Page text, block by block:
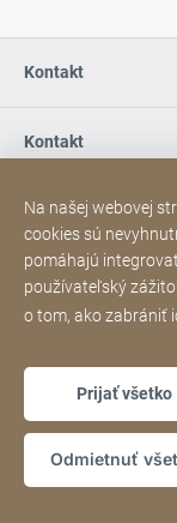
Kontakt
Kontakt
Webová
stránka
[Website
information]
Poďakovanie
Vyhlásenie o
Na našej webovej
cookies sú
pomáhajú
používateľský
o tom, ako zabrániť
Prijať všetko
Odmietnuť